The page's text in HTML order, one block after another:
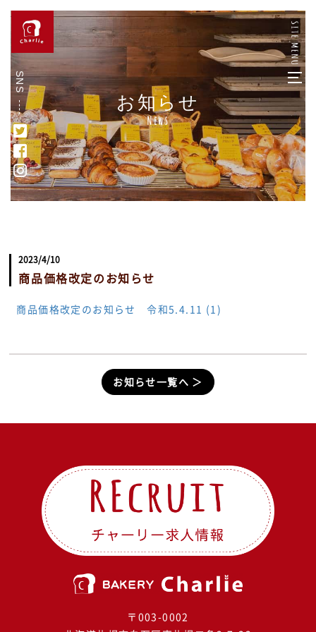
SNS
お知らせ
News
2023/4/10
商品価格改定のお知らせ
商品価格改定のお知らせ 令和5.4.11 (1)
お知らせ一覧へ ＞
〒003-0002